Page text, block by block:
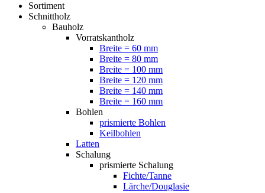
Sortiment
Schnittholz
Bauholz
Vorratskantholz
Breite = 60 mm
Breite = 80 mm
Breite = 100 mm
Breite = 120 mm
Breite = 140 mm
Breite = 160 mm
Bohlen
prismierte Bohlen
Keilbohlen
Latten
Schalung
prismierte Schalung
Fichte/Tanne
Lärche/Douglasie